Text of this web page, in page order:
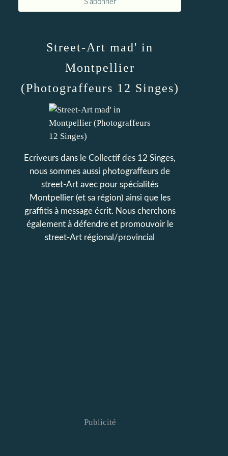
Street-Art mad' in
Montpellier
(Photograffeurs 12 Singes)
Ecriveurs dans le Collectif des 12 Singes,
nous sommes aussi photograffeurs de
street-Art avec pour spécialités
Montpellier (et sa région) ainsi que les
graffitis à message écrit. Nous cherchons
également à défendre et promouvoir le
street-Art régional/provincial
Publicité